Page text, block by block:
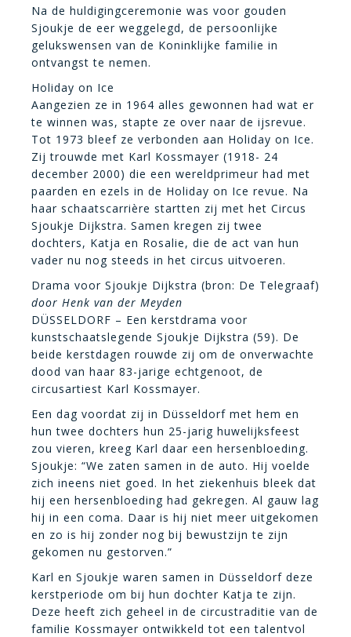
Na de huldigingceremonie was voor gouden
Sjoukje de eer weggelegd, de persoonlijke
gelukswensen van de Koninklijke familie in
ontvangst te nemen.
Holiday on Ice
Aangezien ze in 1964 alles gewonnen had wat er
te winnen was, stapte ze over naar de ijsrevue.
Tot 1973 bleef ze verbonden aan Holiday on Ice.
Zij trouwde met Karl Kossmayer (1918- 24
december 2000) die een wereldprimeur had met
paarden en ezels in de Holiday on Ice revue. Na
haar schaatscarrière startten zij met het Circus
Sjoukje Dijkstra. Samen kregen zij twee
dochters, Katja en Rosalie, die de act van hun
vader nu nog steeds in het circus uitvoeren.
Drama voor Sjoukje Dijkstra (bron: De Telegraaf)
door Henk van der Meyden
DÜSSELDORF – Een kerstdrama voor
kunstschaatslegende Sjoukje Dijkstra (59). De
beide kerstdagen rouwde zij om de onverwachte
dood van haar 83-jarige echtgenoot, de
circusartiest Karl Kossmayer.
Een dag voordat zij in Düsseldorf met hem en
hun twee dochters hun 25-jarig huwelijksfeest
zou vieren, kreeg Karl daar een hersenbloeding.
Sjoukje: “We zaten samen in de auto. Hij voelde
zich ineens niet goed. In het ziekenhuis bleek dat
hij een hersenbloeding had gekregen. Al gauw lag
hij in een coma. Daar is hij niet meer uitgekomen
en zo is hij zonder nog bij bewustzijn te zijn
gekomen nu gestorven.”
Karl en Sjoukje waren samen in Düsseldorf deze
kerstperiode om bij hun dochter Katja te zijn.
Deze heeft zich geheel in de circustraditie van de
familie Kossmayer ontwikkeld tot een talentvol